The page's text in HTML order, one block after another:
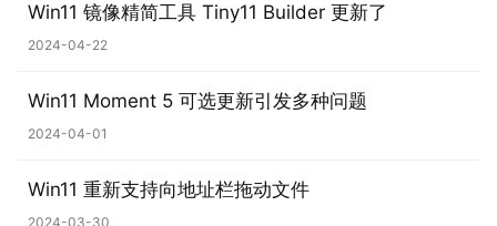
Win11 镜像精简工具 Tiny11 Builder 更新了
2024-04-22
Win11 Moment 5 可选更新引发多种问题
2024-04-01
Win11 重新支持向地址栏拖动文件
2024-03-30